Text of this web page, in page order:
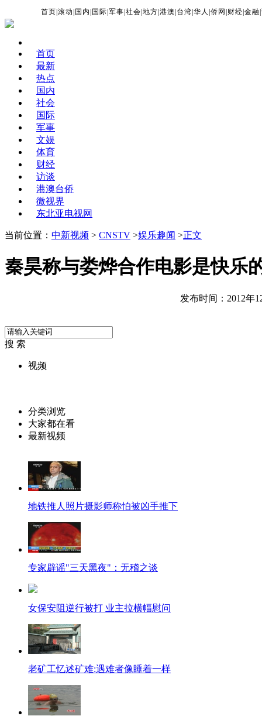
首页 |滚动 国内 国际 |军事 |社会 |地方 |港澳 台湾 |华人 |侨网 财经 |金融 |
首页
最新
热点
国内
社会
国际
军事
文娱
体育
财经
访谈
港澳台侨
微视界
东北亚电视网
当前位置： 中新视频 > CNSTV >娱乐趣闻 >正文
秦昊称与娄烨合作电影是快乐
发布时间：2012年
搜 索
视频
分类浏览
大家都在看
最新视频
地铁推人照片摄影师称怕被凶手推下
专家辟谣"三天黑夜"：无稽之谈
女保安阻逆行被打 业主拉横幅慰问
老矿工忆述矿难:遇难者像睡着一样